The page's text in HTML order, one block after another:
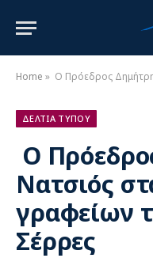
Home » Ο Πρόεδρος Δημήτρης
ΔΕΛΤΙΑ ΤΥΠΟΥ
Ο
Νατσιός
γραφείων
Σέρρες